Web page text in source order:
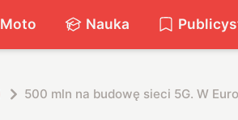
Moto Nauka
500 mln na budowę sieci 5G. W